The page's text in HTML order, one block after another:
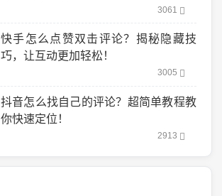
3061
快手怎么点赞双击评论？揭秘隐藏技
巧，让互动更加轻松！
3005
抖音怎么找自己的评论？超简单教程教
你快速定位！
2913